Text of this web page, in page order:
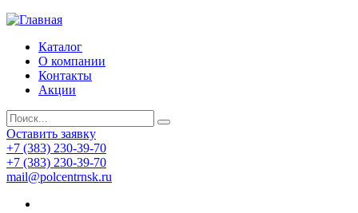
Каталог
О компании
Контакты
Акции
Оставить заявку
+7 (383) 230-39-70
+7 (383) 230-39-70
mail@polcentrnsk.ru